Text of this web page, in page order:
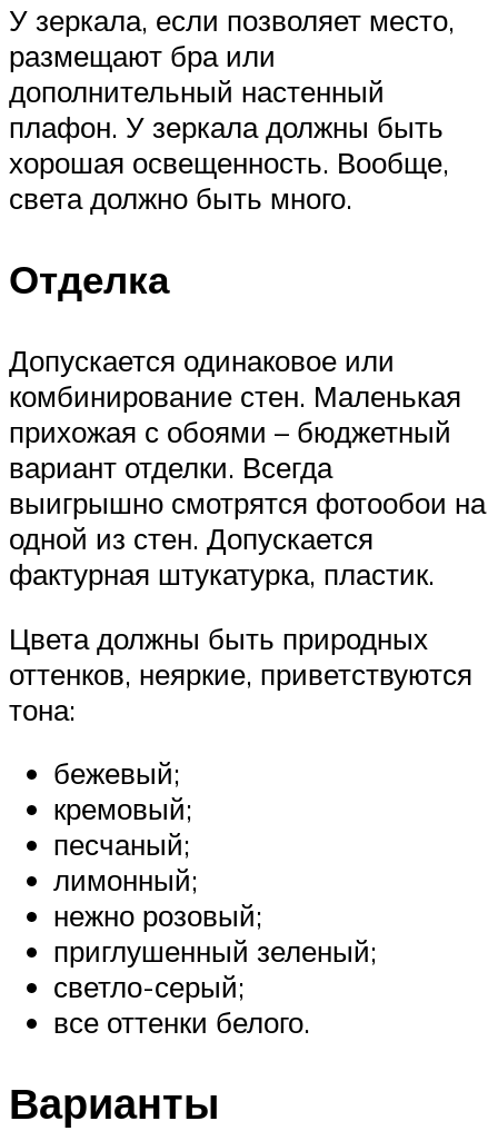
У зеркала, если позволяет место,
размещают бра или
дополнительный настенный
плафон. У зеркала должны быть
хорошая освещенность. Вообще,
света должно быть много.
Отделка
Допускается одинаковое или
комбинирование стен. Маленькая
прихожая с обоями – бюджетный
вариант отделки. Всегда
выигрышно смотрятся фотообои на
одной из стен. Допускается
фактурная штукатурка, пластик.
Цвета должны быть природных
оттенков, неяркие, приветствуются
тона:
бежевый;
кремовый;
песчаный;
лимонный;
нежно розовый;
приглушенный зеленый;
светло-серый;
все оттенки белого.
Варианты